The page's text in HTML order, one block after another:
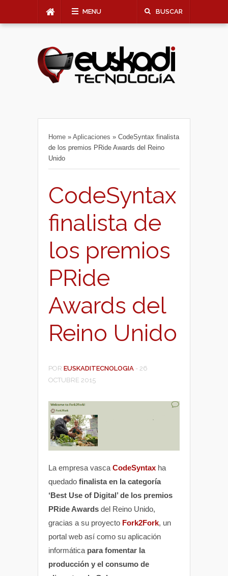
MENU BUSCAR
Home » Aplicaciones » CodeSyntax finalista
de los premios PRide Awards del Reino
Unido
CodeSyntax
finalista de
los premios
PRide
Awards del
Reino Unido
POR EUSKADITECNOLOGIA - 26
OCTUBRE 2015
La empresa vasca CodeSyntax ha
quedado finalista en la categoría
‘Best Use of Digital’ de los premios
PRide Awards del Reino Unido,
gracias a su proyecto Fork2Fork, un
portal web así como su aplicación
informática para fomentar la
producción y el consumo de